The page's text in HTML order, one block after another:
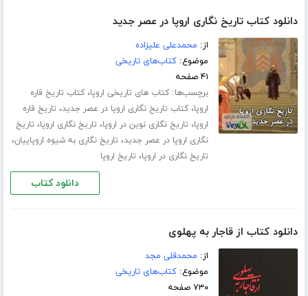
دانلود کتاب تاریخ نگاری اروپا در عصر جدید
از: محمدعلی علیزاده
موضوع:کتاب‌های تاریخی
۴۱ صفحه
برچسب‌ها:کتاب های تاریخی اروپا،کتاب تاریخ قاره
اروپا،کتاب تاریخ نگاری اروپا در عصر جدید، تاریخ قاره
اروپا، تاریخ نگاری نوین در اروپا، تاریخ نگاری اروپا، تاریخ
نگاری اروپا در عصر جدید، تاریخ نگاری به شیوه اروپاییان،
تاریخ نگاری در اروپا، تاریخ اروپا
دانلود کتاب
دانلود کتاب از قاجار به پهلوی
از: محمدقلی مجد
موضوع:کتاب‌های تاریخی
۷۳۰ صفحه